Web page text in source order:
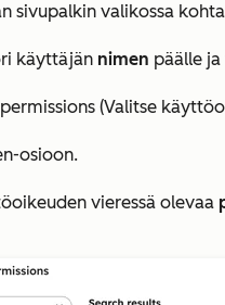
sivupalkin valikossa
käyttäjän nimen päälle
(Valitse
osioon.
vieressä olevaa